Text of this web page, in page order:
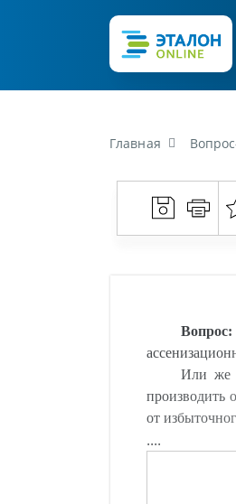
Главная Вопрос-ответ от 11 июля
Вопрос:
Или же
производить
от
....